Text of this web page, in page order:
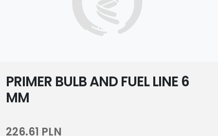
PRIMER BULB AND FUEL LINE 6
MM
226.61 PLN